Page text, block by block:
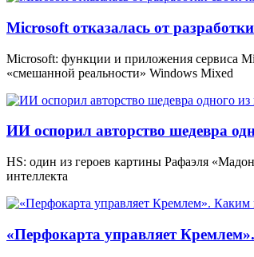
Microsoft отказалась от
Microsoft: функции и приложения сервиса
«смешанной реальности» Windows Mixed
ИИ оспорил авторство шедевра
HS: один из героев картины Рафаэля
интеллекта
«Перфокарта управляет